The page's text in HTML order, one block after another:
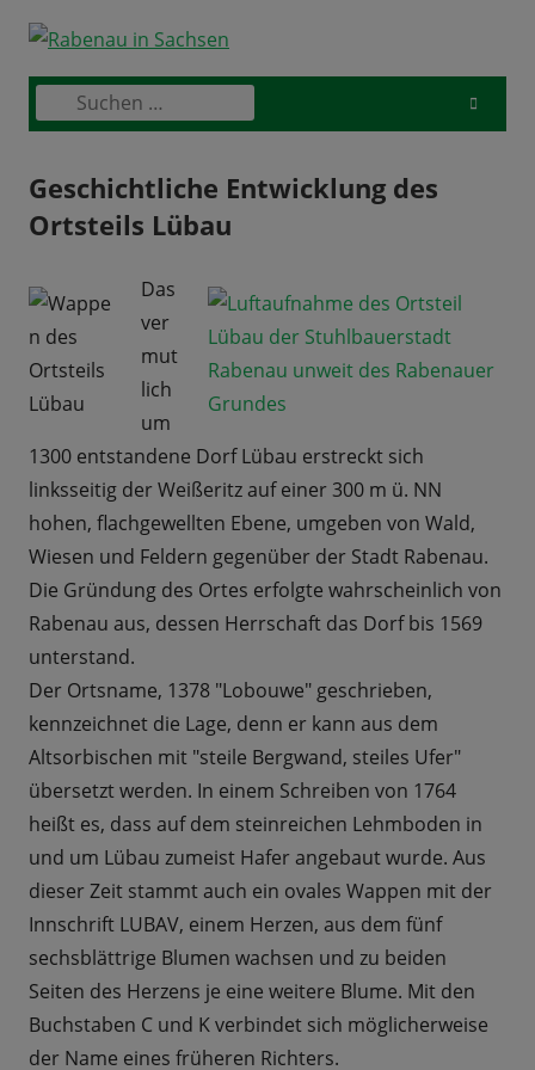
Skip
contentPrimary
Suchen
nach:
Geschichtliche Entwicklung des
Ortsteils Lübau
Das
ver
mut
lich
um
1300 entstandene Dorf Lübau erstreckt sich
linksseitig der Weißeritz auf einer 300 m ü. NN
hohen, flachgewellten Ebene, umgeben von Wald,
Wiesen und Feldern gegenüber der Stadt Rabenau.
Die Gründung des Ortes erfolgte wahrscheinlich von
Rabenau aus, dessen Herrschaft das Dorf bis 1569
unterstand.
Der Ortsname, 1378 "Lobouwe" geschrieben,
kennzeichnet die Lage, denn er kann aus dem
Altsorbischen mit "steile Bergwand, steiles Ufer"
übersetzt werden. In einem Schreiben von 1764
heißt es, dass auf dem steinreichen Lehmboden in
und um Lübau zumeist Hafer angebaut wurde. Aus
dieser Zeit stammt auch ein ovales Wappen mit der
Innschrift LUBAV, einem Herzen, aus dem fünf
sechsblättrige Blumen wachsen und zu beiden
Seiten des Herzens je eine weitere Blume. Mit den
Buchstaben C und K verbindet sich möglicherweise
der Name eines früheren Richters.